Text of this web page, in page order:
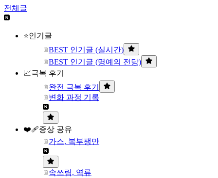
전체글
⭐인기글
BEST 인기글 (실시간)
BEST 인기글 (명예의 전당)
📈극복 후기
완전 극복 후기
변화 과정 기록
❤️‍🩹증상 공유
가스, 복부팽만
속쓰림, 역류